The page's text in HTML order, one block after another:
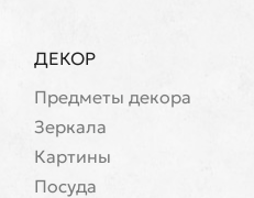
ДЕКОР
Предметы декора
Зеркала
Картины
Посуда